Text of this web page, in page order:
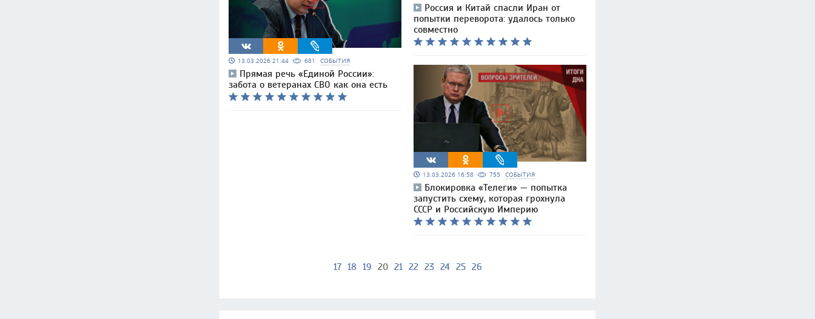
13.03.2026 21:44 681 СОБЫТИЯ
Прямая речь «Единой России»:
забота о ветеранах СВО как она есть
Россия и Китай спасли Иран от
попытки переворота: удалось только
совместно
13.03.2026 16:58 755 СОБЫТИЯ
Блокировка «Телеги» — попытка
запустить схему, которая грохнула
СССР и Российскую Империю
17 18 19 20 21 22 23 24 25 26